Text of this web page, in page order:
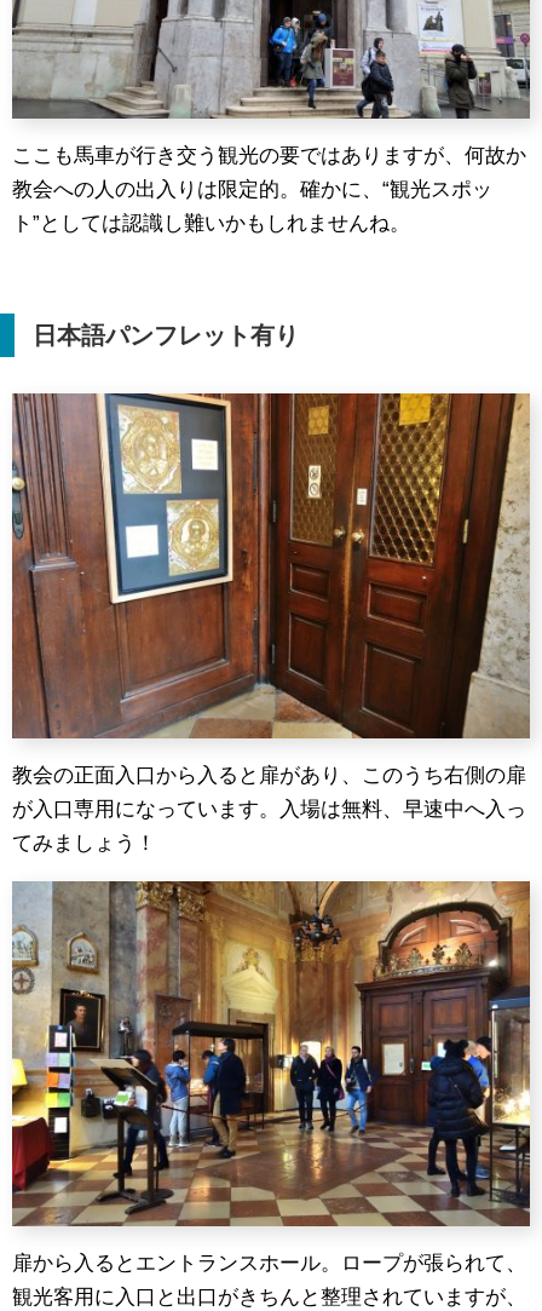
ここも馬車が行き交う観光の要ではありますが、何故か
教会への人の出入りは限定的。確かに、“観光スポッ
ト”としては認識し難いかもしれませんね。
日本語パンフレット有り
教会の正面入口から入ると扉があり、このうち右側の扉
が入口専用になっています。入場は無料、早速中へ入っ
てみましょう！
扉から入るとエントランスホール。ロープが張られて、
観光客用に入口と出口がきちんと整理されていますが、